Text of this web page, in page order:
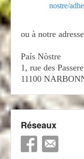
nostre/
ou à notre
País Nòstre
1, rue des
11100
Réseaux